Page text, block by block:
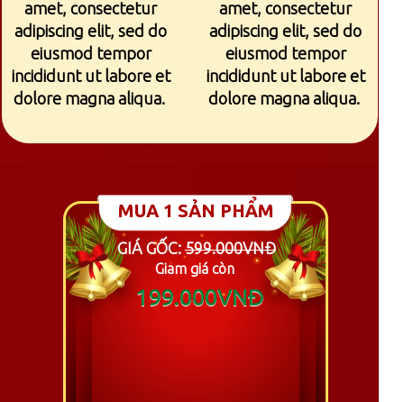
amet, consectetur
adipiscing elit, sed do
eiusmod tempor
incididunt ut labore et
dolore magna aliqua.
amet, consectetur
adipiscing elit, sed do
eiusmod tempor
incididunt ut labore et
dolore magna aliqua.
MUA 1 SẢN PHẨM
GIÁ GỐC: 599.000VNĐ
Giảm giá còn
199.000VNĐ